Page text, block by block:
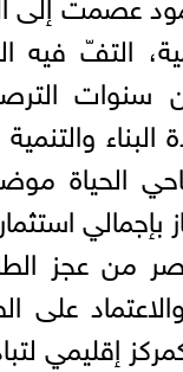
التفّ
سنوات
البناء
الحياة
من عجز
على
إقليمي